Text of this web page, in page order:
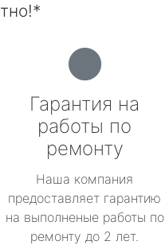
Гарантия на
работы по
ремонту
Наша компания
предоставляет гарантию
на выполненые работы по
ремонту до 2 лет.